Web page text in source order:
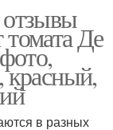
Де
красный,
в разных